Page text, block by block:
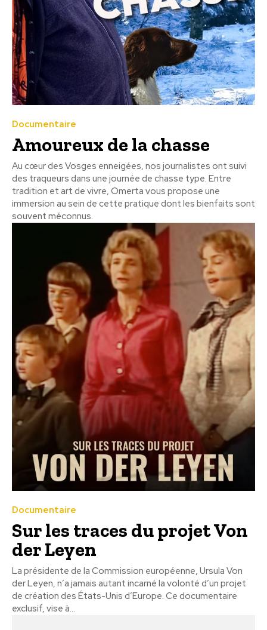
Documentaire
Amoureux de la chasse
Au cœur des Vosges enneigées, nos journalistes ont suivi
des traqueurs dans une journée de chasse type. Entre
tradition et art de vivre, Omerta vous propose une
immersion au sein de cette pratique dont les bienfaits sont
souvent méconnus.
Documentaire
Sur les traces du projet Von
der Leyen
La présidente de la Commission européenne, Ursula Von
der Leyen, n’a jamais autant incarné la volonté d’un projet
de création des États-Unis d’Europe. Ce documentaire
exclusif, vise à...